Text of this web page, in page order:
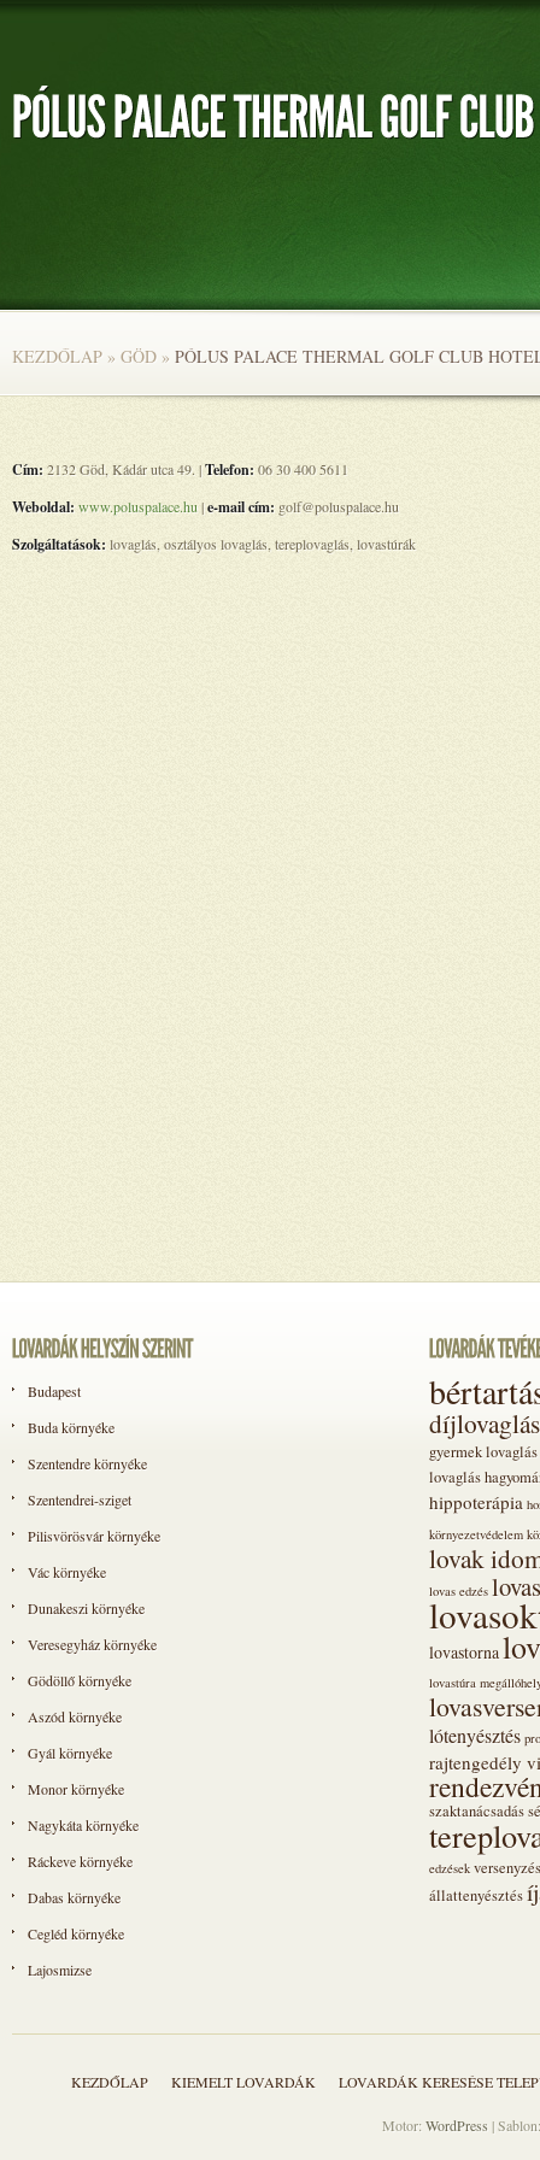
KEZDŐLAP » GÖD » PÓLUS PALACE THERMAL GOLF CLUB
Cím:2132 Göd, Kádár utca 49. |Telefon:06 30 400 5611
Weboldal:www.poluspalace.hu|e-mail cím: golf@poluspalace.hu
Szolgáltatások:lovaglás, osztályos lovaglás, tereplovaglás, lovastúrák
Budapest
Buda környéke
Szentendre környéke
Szentendrei-sziget
Pilisvörösvár környéke
Vác környéke
Dunakeszi környéke
Veresegyház környéke
Gödöllő környéke
Aszód környéke
Gyál környéke
Monor környéke
Nagykáta környéke
Ráckeve környéke
Dabas környéke
Cegléd környéke
Lajosmizse
díjlovaglás
gyermek lovaglás
lovaglás
hippoterápia
környezetvédelem
lovak
lovas edzés
lovastorna
lovastúra
lótenyésztés
rajtengedély
szaktanácsadás
edzések versenyzés
állattenyésztés
KEZDŐLAP KIEMELT LOVARDÁK LOVARDÁK KERESÉSE
Motor:WordPress |